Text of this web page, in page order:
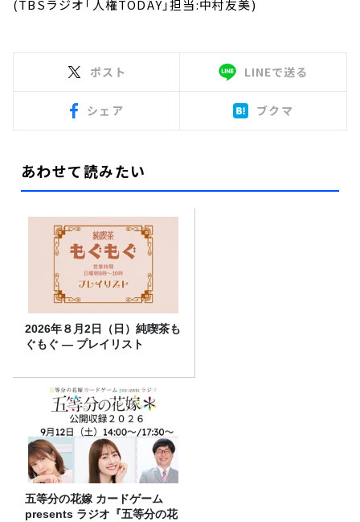
(TBSラジオ「人権TODAY」担当:中村友美)
ポスト LINEで送る
シェア ブクマ
あわせて読みたい
2026年８月2日（日）純喫茶も
ぐもぐ ― プレイリスト
五等分の花嫁 カードゲーム
presents ラジオ『五等分の花